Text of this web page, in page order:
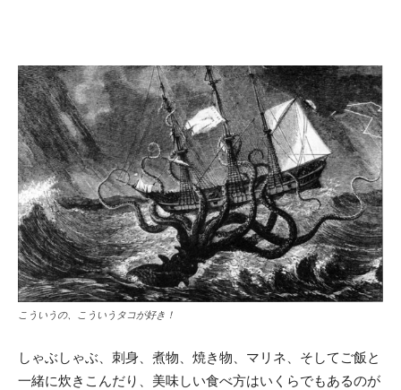
こういうの、こういうタコが好き！
しゃぶしゃぶ、刺身、煮物、焼き物、マリネ、そしてご飯と
一緒に炊きこんだり、美味しい食べ方はいくらでもあるのが